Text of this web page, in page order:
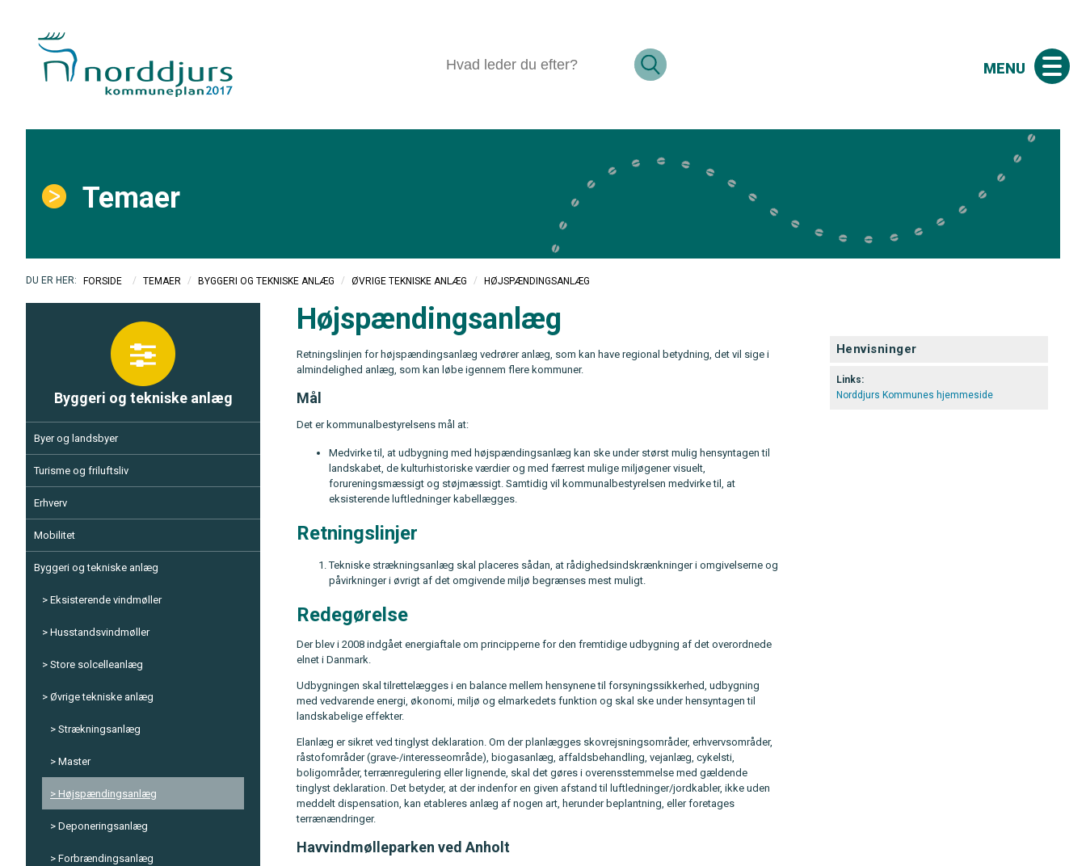
MENU
Temaer
FORSIDE / TEMAER / BYGGERI OG TEKNISKE ANLÆG / ØVRIGE TEKNISKE ANLÆG / HØJSPÆNDINGSANLÆG
Byer og landsbyer
Turisme og friluftsliv
Erhverv
Mobilitet
Byggeri og tekniske anlæg
Eksisterende vindmøller
Husstandsvindmøller
Store solcelleanlæg
Øvrige tekniske anlæg
Strækningsanlæg
Master
Højspændingsanlæg
Deponeringsanlæg
Forbrændingsanlæg
Byggeri og tekniske anlæg
Højspændingsanlæg
Retningslinjen for højspændingsanlæg vedrører anlæg, som kan have regional betydning, det vil sige i
almindelighed anlæg, som kan løbe igennem flere kommuner.
Mål
Det er kommunalbestyrelsens mål at:
Medvirke til, at udbygning med højspændingsanlæg kan ske under størst mulig hensyntagen til
landskabet, de kulturhistoriske værdier og med færrest mulige miljøgener visuelt,
forureningsmæssigt og støjmæssigt. Samtidig vil kommunalbestyrelsen medvirke til, at
eksisterende luftledninger kabellægges.
Retningslinjer
Tekniske strækningsanlæg skal placeres sådan, at rådighedsindskrænkninger i omgivelserne og
påvirkninger i øvrigt af det omgivende miljø begrænses mest muligt.
Redegørelse
Der blev i 2008 indgået energiaftale om principperne for den fremtidige udbygning af det overordnede
elnet i Danmark.
Udbygningen skal tilrettelægges i en balance mellem hensynene til forsyningssikkerhed, udbygning
med vedvarende energi, økonomi, miljø og elmarkedets funktion og skal ske under hensyntagen til
landskabelige effekter.
Elanlæg er sikret ved tinglyst deklaration. Om der planlægges skovrejsningsområder, erhvervsområder,
råstofområder (grave-/interesseområde), biogasanlæg, affaldsbehandling, vejanlæg, cykelsti,
boligområder, terrænregulering eller lignende, skal det gøres i overensstemmelse med gældende
tinglyst deklaration. Det betyder, at der indenfor en given afstand til luftledninger/jordkabler, ikke uden
meddelt dispensation, kan etableres anlæg af nogen art, herunder beplantning, eller foretages
terrænændringer.
Havvindmølleparken ved Anholt
Henvisninger
Links:
Norddjurs Kommunes hjemmeside